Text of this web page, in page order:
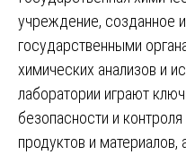
учреждение, созданное
государственными
химических анализов и
лаборатории играют
безопасности и
продуктов и